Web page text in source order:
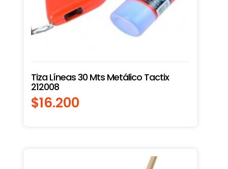
Tiza Líneas 30 Mts Metálico Tactix
212008
$16.200